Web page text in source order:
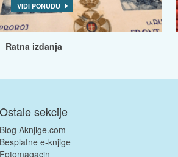
VIDI PONUDU
Ratna izdanja
Ostale sekcije
Blog Aknjige.com
Besplatne e-knjige
Fotomagacin